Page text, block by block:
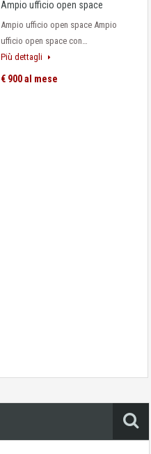
Ampio ufficio open space
Ampio ufficio open space Ampio
ufficio open space con…
Più dettagli
€ 900 al mese